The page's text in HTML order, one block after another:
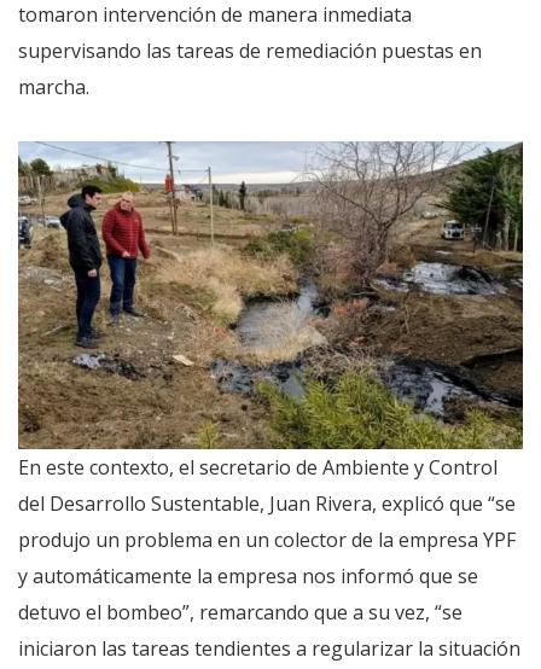
tomaron intervención de manera inmediata
supervisando las tareas de remediación puestas en
marcha.
En este contexto, el secretario de Ambiente y Control
del Desarrollo Sustentable, Juan Rivera, explicó que “se
produjo un problema en un colector de la empresa YPF
y automáticamente la empresa nos informó que se
detuvo el bombeo”, remarcando que a su vez, “se
iniciaron las tareas tendientes a regularizar la situación